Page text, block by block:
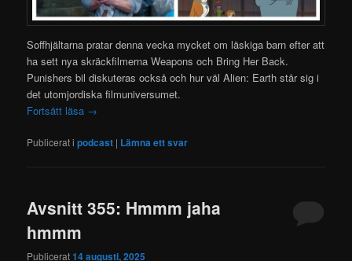
Soffhjältarna pratar denna vecka mycket om läskiga barn efter att
ha sett nya skräckfilmerna Weapons och Bring Her Back.
Punishers bil diskuteras också och hur väl Alien: Earth står sig i
det utomjordiska filmuniversumet.
Fortsätt läsa →
Publicerat i podcast | Lämna ett svar
Avsnitt 355: Hmmm jaha
hmmm
Publicerat14 augusti, 2025